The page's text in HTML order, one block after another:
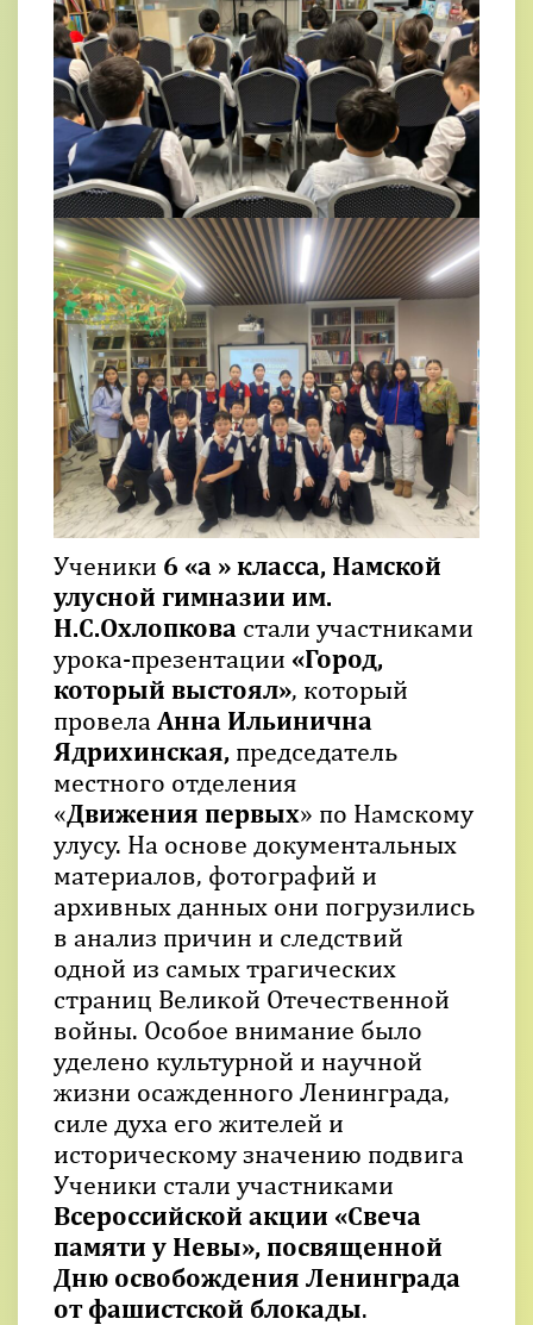
Ученики 6 «а » класса, Намской
улусной гимназии им.
Н.С.Охлопкова стали участниками
урока-презентации «Город,
который выстоял», который
провела Анна Ильинична
Ядрихинская, председатель
местного отделения
«Движения первых» по Намскому
улусу. На основе документальных
материалов, фотографий и
архивных данных они погрузились
в анализ причин и следствий
одной из самых трагических
страниц Великой Отечественной
войны. Особое внимание было
уделено культурной и научной
жизни осажденного Ленинграда,
силе духа его жителей и
историческому значению подвига
Ученики стали участниками
Всероссийской акции «Свеча
памяти у Невы», посвященной
Дню освобождения Ленинграда
от фашистской блокады.